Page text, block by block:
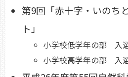
第9回「赤十字・いのち
ト」
小学校低学年の部 入
小学校高学年の部 入